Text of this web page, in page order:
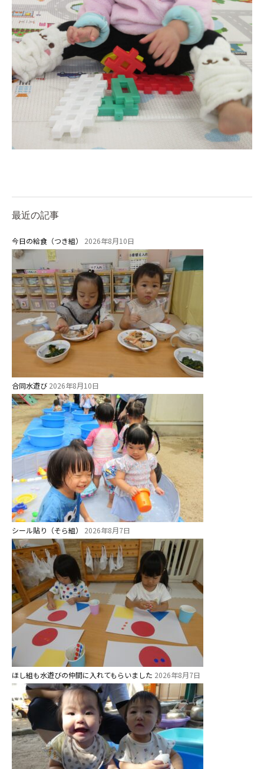
最近の記事
今日の給食（つき組） 2026年8月10日
合同水遊び 2026年8月10日
シール貼り（そら組） 2026年8月7日
ほし組も水遊びの仲間に入れてもらいました 2026年8月7日
お知らせ
今日の幼稚園
園児募集要項
教職員募集
園のこと
園舎案内
安⼼・安全対策
給⾷
課外教室
理事長のことば
教育と保育
美⽊多幼稚園の理想
園の1⽇
年間⾏事
預かり保育［ヒラソル ]
美⽊多チコス
美⽊多チコスについて
美⽊多チコスブログ
未就園児クラス
0歳親子登園［マカロンクラス ]
1歳・2歳親子登園［マリポサクラ
ス ]
2歳児ひとり登園［ゆず組 ]